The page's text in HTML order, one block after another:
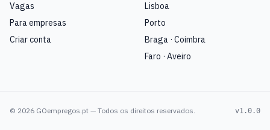
Vagas
Para empresas
Criar conta
Lisboa
Porto
Braga · Coimbra
Faro · Aveiro
© 2026 GOempregos.pt — Todos os direitos reservados. v1.0.0